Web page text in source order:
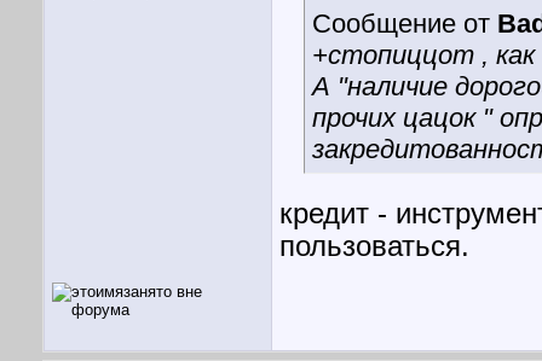
Сообщение от
+стопиццот ,
А "наличие
прочих цацок "
кредит -
пользоваться.